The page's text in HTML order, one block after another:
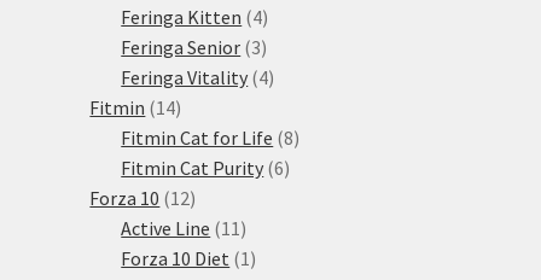
produktů
Feringa Kitten 44
produkty
Feringa Senior 33
produkty
Feringa Vitality 44
Fitmin 1414
produktů
Fitmin Cat for Life 88
Fitmin Cat Purity 66
Forza 10 1212
produktů
Active Line 11 11
produktů
Forza 10 Diet 1 1